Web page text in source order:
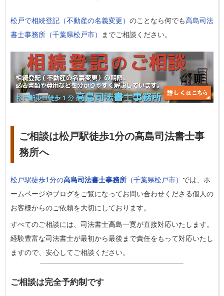
松戸で相続登記（不動産の名義変更） のことなら何でも高島司法
書士事務所（千葉県松戸市）
までご相談ください。
ご相談は松戸駅徒歩1分の高島司法書士事
務所へ
松戸駅徒歩1分の高島司法書士事務所 （千葉県松戸市） では、ホ
ームページやブログをご覧になってお問い合わせくださる個人の
お客様からのご依頼を大切にしております。
すべてのご相談には、司法書士高島一寛が直接対応いたします。
経験豊富な司法書士が最初から最後まで責任をもって対応いたし
ますので、安心してご相談ください。
ご相談は完全予約制です